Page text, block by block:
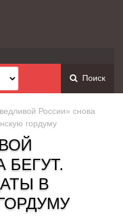
Поиск
России» снова
гордуму
БЕГУТ.
В